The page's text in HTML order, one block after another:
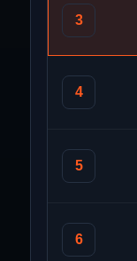
3
4
5
6